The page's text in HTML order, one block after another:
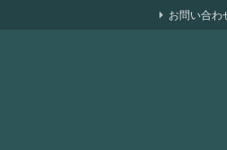
お問い合わ
ない
業で稼ぐ仕組みを作りながら、収